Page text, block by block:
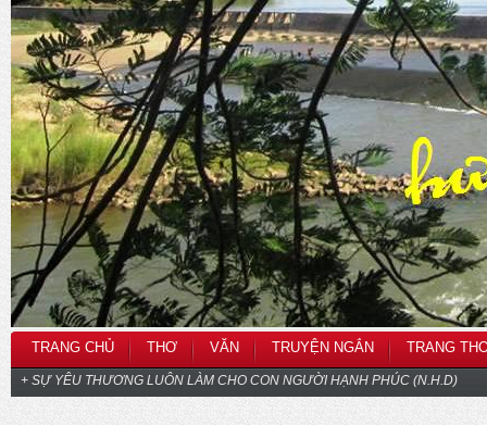
TRANG CHỦ THƠ VĂN TRUYỆN NGẮN TRANG
+ SỰ YÊU THƯƠNG LUÔN LÀM CHO CON NGƯỜI HẠNH PHÚC (N.H.D)